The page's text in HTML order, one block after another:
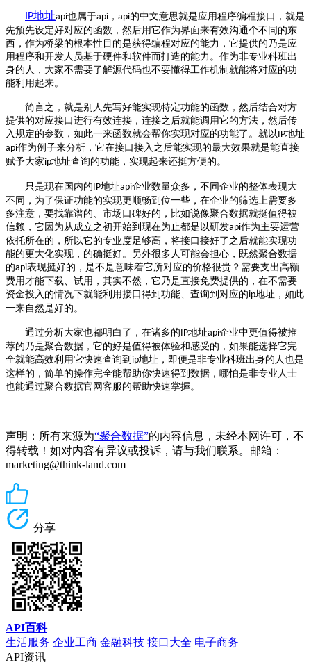
IP地址api也属于api ， api的中文意思就是应用程序编程接口，就是
先预先设定好对应的函数，然后用它作为界面来有效沟通个不同的东
西，作为桥梁的根本性目的是获得编程对应的能力，它提供的乃是应
用程序和开发人员基于硬件和软件而打造的能力。作为非专业科班出
身的人，大家不需要了解源代码也不要懂得工作机制就能将对应的功
能利用起来。
简言之，就是别人先写好能实现特定功能的函数，然后结合对方
提供的对应接口进行有效连接，连接之后就能调用它的方法，然后传
入规定的参数，如此一来函数就会帮你实现对应的功能了。就以 IP地址
api作为例子来分析，它在接口接入之后能实现的最大效果就是能直接
赋予大家ip地址查询的功能，实现起来还挺方便的。
只是现在国内的 IP地址api企业数量众多，不同企业的整体表现大
不同，为了保证功能的实现更顺畅到位一些，在企业的筛选上需要多
多注意，要找靠谱的、市场口碑好的，比如说像聚合数据就挺值得被
信赖，它因为从成立之初开始到现在为止都是以研发api作为主要运营
依托所在的，所以它的专业度足够高，将接口接好了之后就能实现功
能的更大化实现，的确挺好。另外很多人可能会担心，既然聚合数据
的api表现挺好的，是不是意味着它所对应的价格很贵？需要支出高额
费用才能下载、试用，其实不然，它乃是直接免费提供的，在不需要
资金投入的情况下就能利用接口得到功能、查询到对应的ip地址，如此
一来自然是好的。
通过分析大家也都明白了，在诸多的 IP地址api企业中更值得被推
荐的乃是聚合数据，它的好是值得被体验和感受的，如果能选择它完
全就能高效利用它快速查询到 ip地址，即便是非专业科班出身的人也是
这样的，简单的操作完全能帮助你快速得到数据，哪怕是非专业人士
也能通过聚合数据官网客服的帮助快速掌握。
声明：所有来源为“聚合数据”的内容信息，未经本网许可，不
得转载！如对内容有异议或投诉，请与我们联系。邮箱：
marketing@think-land.com
分享
API百科
生活服务 企业工商 金融科技 接口大全 电子商务
API资讯